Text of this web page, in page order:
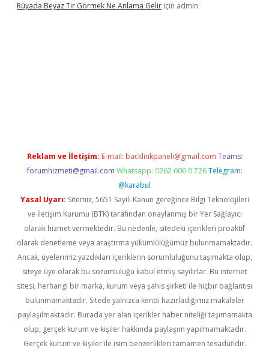
Rüyada Beyaz Tır Görmek Ne Anlama Gelir için admin
Reklam ve İletişim: E-mail: backlinkpaneli@gmail.com Teams:
forumhizmeti@gmail.com Whatsapp: 0262 606 0 726 Telegram:
@karabul
Yasal Uyarı: Sitemiz, 5651 Sayılı Kanun gereğince Bilgi Teknolojileri
ve İletişim Kurumu (BTK) tarafından onaylanmış bir Yer Sağlayıcı
olarak hizmet vermektedir. Bu nedenle, sitedeki içerikleri proaktif
olarak denetleme veya araştırma yükümlülüğümüz bulunmamaktadır.
Ancak, üyelerimiz yazdıkları içeriklerin sorumluluğunu taşımakta olup,
siteye üye olarak bu sorumluluğu kabul etmiş sayılırlar. Bu internet
sitesi, herhangi bir marka, kurum veya şahıs şirketi ile hiçbir bağlantısı
bulunmamaktadır. Sitede yalnızca kendi hazırladığımız makaleler
paylaşılmaktadır. Burada yer alan içerikler haber niteliği taşımamakta
olup, gerçek kurum ve kişiler hakkında paylaşım yapılmamaktadır.
Gerçek kurum ve kişiler ile isim benzerlikleri tamamen tesadüfidir.